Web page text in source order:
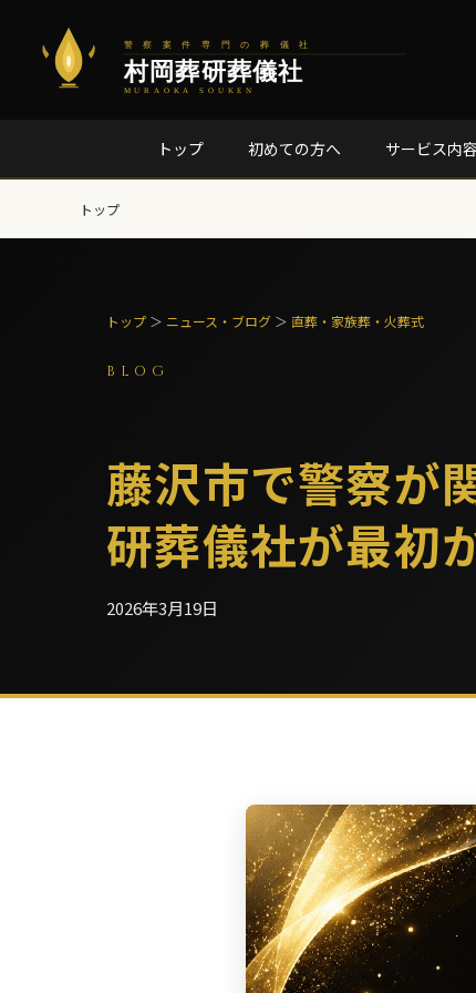
トップ 初めての方へ サービス内
トップ
トップ ＞ ニュース・ブログ ＞ 直葬・家族葬・火葬式
BLOG
藤沢市で警察が
研葬儀社が最初
2026年3月19日